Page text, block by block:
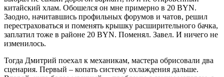
китайский хлам. Обошелся он мне примерно в 20 BYN.
Заодно, начитавшись профильных форумов и чатов, решил
перестраховаться и поменять крышку расширительного бачка,
заплатил тоже в районе 20 BYN. Поменял. Завел. И ничего не
изменилось.
Тогда Дмитрий поехал к механикам, мастера обрисовали два
сценария. Первый – копать систему охлаждения дальше.